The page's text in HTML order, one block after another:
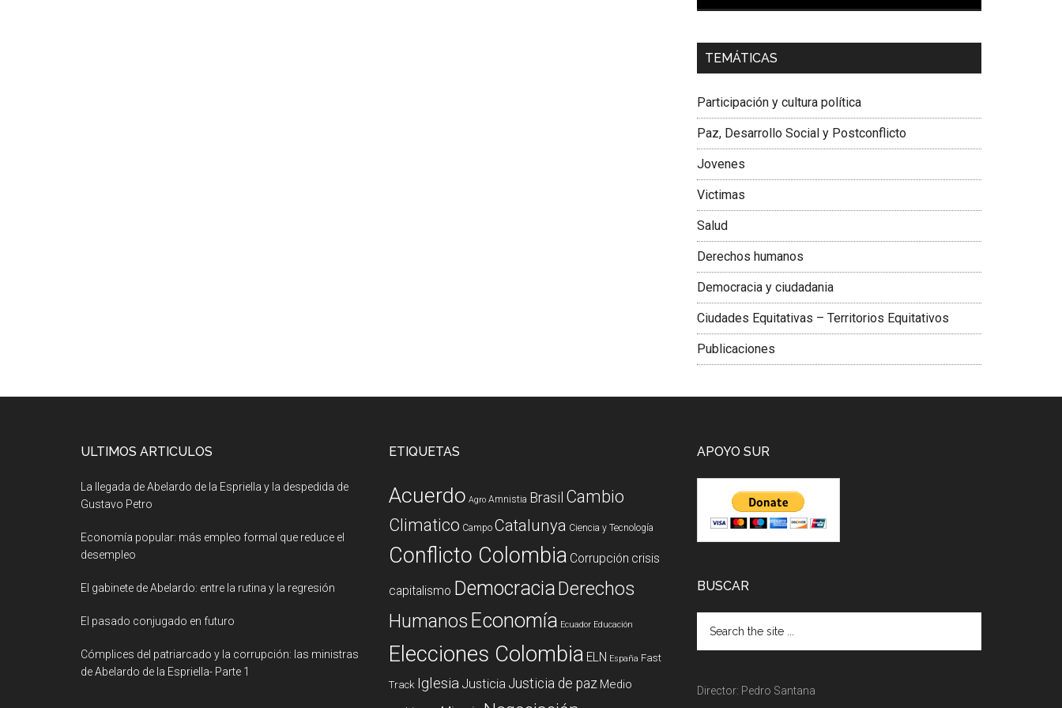
Dra. Carolina Corcho Mejía,
Latinoamericana Sur, Vicepresidenta Federación
TEMÁTICAS
Participación y cultura política
Paz, Desarrollo Social y Postconflicto
Jovenes
Victimas
Salud
Derechos humanos
Democracia y ciudadania
Ciudades Equitativas – Territorios Equitativos
Publicaciones
ULTIMOS ARTICULOS
La llegada de Abelardo de la Espriella y la despedida de
Gustavo Petro
Economía popular: más empleo formal que reduce el
desempleo
El gabinete de Abelardo: entre la rutina y la regresión
El pasado conjugado en futuro
Cómplices del patriarcado y la corrupción: las ministras
de Abelardo de la Espriella- Parte 1
ETIQUETAS
Acuerdo Agro Amnistia Brasil Cambio
Climatico Campo Catalunya Ciencia y Tecnología
Conflicto Colombia Corrupción crisis
capitalismo DemocraciaDerechos
Humanos Economía Ecuador Educación
Elecciones Colombia ELN España Fast
Track Iglesia Justicia Justicia de paz Medio
APOYO SUR
BUSCAR
Director: Pedro Santana